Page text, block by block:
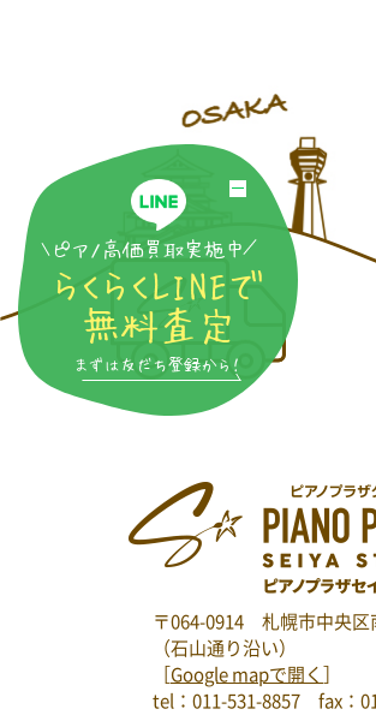
ピアノ高価買取実施中
らくらくLINEで
無料査定
まずは友だち登録から！
〒064-0914 札幌市中央区
（石山通り沿い）
［Google mapで開く］
tel：011-531-8857 fax：